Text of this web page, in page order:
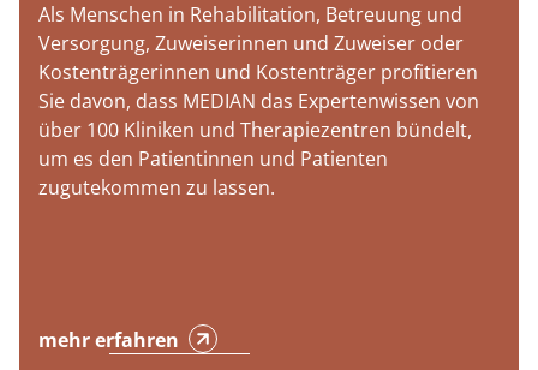
Als Menschen in Rehabilitation, Betreuung und
Versorgung, Zuweiserinnen und Zuweiser oder
Kostenträgerinnen und Kostenträger profitieren
Sie davon, dass MEDIAN das Expertenwissen von
über 100 Kliniken und Therapiezentren bündelt,
um es den Patientinnen und Patienten
zugutekommen zu lassen.
mehr erfahren